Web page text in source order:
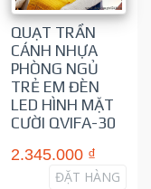
QUẠT TRẦN
CÁNH NHỰA
PHÒNG NGỦ
TRẺ EM ĐÈN
LED HÌNH MẶT
CƯỜI QVIFA-30
2.345.000 ₫
ĐẶT HÀNG